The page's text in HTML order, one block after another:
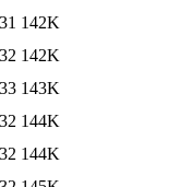
142K
142K
143K
144K
144K